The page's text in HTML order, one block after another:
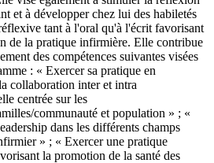
et à développer chez lui des habiletés
tant à l'oral qu'à l'écrit favorisant
de la pratique infirmière. Elle contribue
des compétences suivantes visées
: « Exercer sa pratique en
collaboration inter et intra
centrée sur les
communauté et population » ; «
dans les différents champs
» ; « Exercer une pratique
la promotion de la santé des